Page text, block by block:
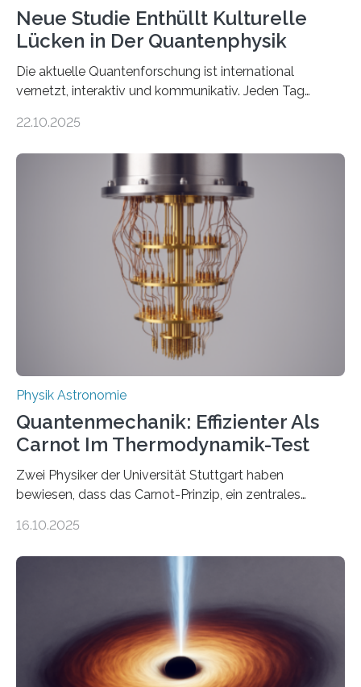
Neue Studie Enthüllt Kulturelle
Lücken in Der Quantenphysik
Die aktuelle Quantenforschung ist international
vernetzt, interaktiv und kommunikativ. Jeden Tag
oft von Autor*innen, die eng zusammenarbeiten. Neue
werden schnell weiterentwickelt. Dies ist der Alltag in
der Forschung der Quantentheorie, die dieses Jahr 100
Jahre alt geworden ist, weshalb die UNESCO 2025 zum
Internationalen Jahr der Quantenwissenschaft und -
technologie ausgerufen hat. Doch nun hat eine
internationale Forschungsgruppe um den
22.10.2025
Physik Astronomie
Quantenmechanik: Effizienter Als
Carnot Im Thermodynamik-Test
Zwei Physiker der Universität Stuttgart haben
bewiesen, dass das Carnot-Prinzip, ein zentrales
Größenordnung von Atomen gilt, deren physikalische
Quantenmotoren voranbringen. Das
Wissenschaftsjournal Science Advances veröffentlichte
die Herleitung. (DOI: 10.1126/sciadv.adw8462)
Verbrennungsmotoren oder Dampfturbinen sind
16.10.2025